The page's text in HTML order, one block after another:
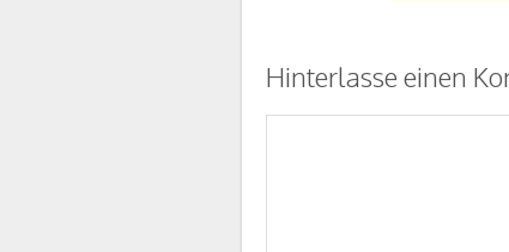
Hinterlasse einen